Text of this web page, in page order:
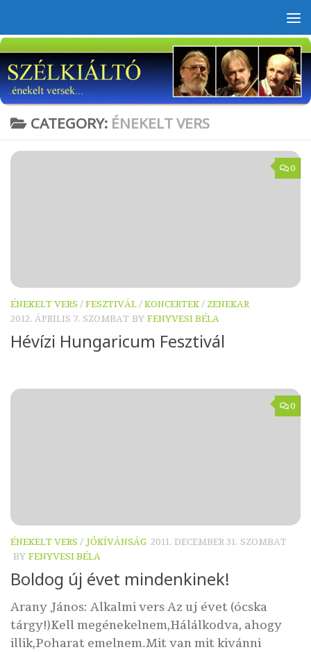
CATEGORY: ÉNEKELT VERS
0
ÉNEKELT VERS /FESZTIVÁL/KONCERTEK/ ZENEKAR
2012. ÁPRILIS 7. SZOMBAT BY FENYVESI BÉLA
Hévízi Hungaricum Fesztivál
0
ÉNEKELT VERS /JÓKÍVÁNSÁG 2011. DECEMBER 31. SZOMBAT
BY FENYVESI BÉLA
Boldog új évet mindenkinek!
Arany János: Alkalmi vers Az uj évet (ócska
tárgy!)Kell megénekelnem,Hálálkodva, ahogy
illik,Poharat emelnem.Mit van mit kivánni